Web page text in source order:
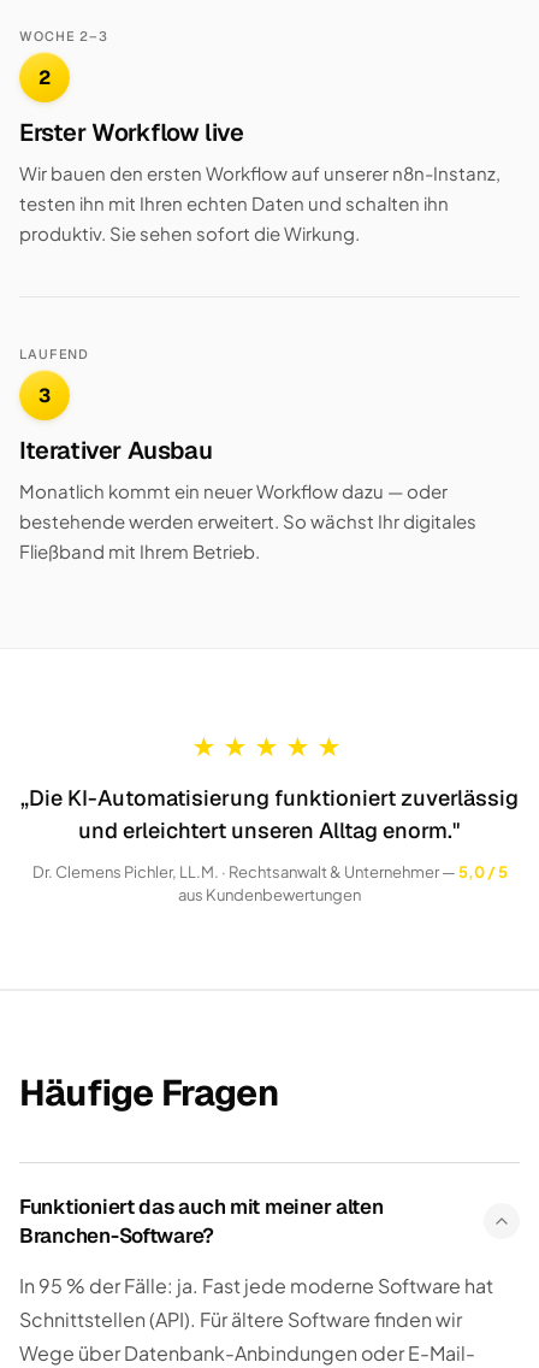
WOCHE 2–3
2
Erster Workflow live
Wir bauen den ersten Workflow auf unserer n8n-Instanz,
testen ihn mit Ihren echten Daten und schalten ihn
produktiv. Sie sehen sofort die Wirkung.
LAUFEND
3
Iterativer Ausbau
Monatlich kommt ein neuer Workflow dazu — oder
bestehende werden erweitert. So wächst Ihr digitales
Fließband mit Ihrem Betrieb.
★ ★ ★ ★ ★
„Die KI-Automatisierung funktioniert zuverlässig
und erleichtert unseren Alltag enorm."
Dr. Clemens Pichler, LL.M. · Rechtsanwalt & Unternehmer —5,0 / 5
aus Kundenbewertungen
Häufige Fragen
Funktioniert das auch mit meiner alten
Branchen-Software?
In 95 % der Fälle: ja. Fast jede moderne Software hat
Schnittstellen (API). Für ältere Software finden wir
Wege über Datenbank-Anbindungen oder E-Mail-